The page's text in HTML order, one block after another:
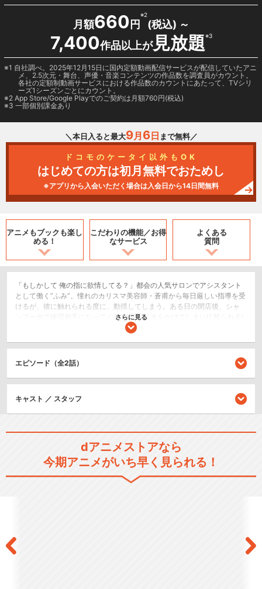
月額660 円
※2
(税込) ～
7,400作品以上が見放題※3
1 自社調べ。2025年12月15日に国内定額動画配信サービスが配信していたアニ
メ、2.5次元・舞台、声優・音楽コンテンツの作品数を調査員がカウント。
各社の定額制動画サービスにおける作品数のカウントにあたって、TVシリ
ーズ1シーズンごとにカウント。
2 App Store/Google Playでのご契約は月額760円(税込)
3 一部個別課金あり
＼本日入ると最大9月 6日 まで無料／
ドコモのケータイ以外もOK
はじめての方は初月無料でおためし
※アプリから入会いただく場合は入会日から14日間無料
アニメもブックも楽し
める！
こだわりの機能／お得
なサービス
よくある
質問
「もしかして 俺の指に欲情してる？」都会の人気サロンでアシスタント
として働く”ふみ”。憧れのカリスマ美容師・蒼甫から毎日厳しい指導を受
けるが、彼に触れられる度に、動揺してしまう。ある日の閉店後、シャ
ンプー台で練習相手になってくれた 蒼甫に水をかけてしまい!? 怒られる!
かと思いきやそのまま引き寄せられ…「どうして 俺が触るとダメなん
で回し始めて…。---私はこの指つきを…もう拒めない。
恋愛/ラブコメ
ショート
さらに見る
エピソード（全2話）
キャスト ／ スタッフ
dアニメストアなら
今期アニメがいち早く見られる！